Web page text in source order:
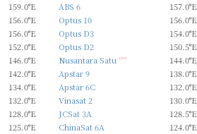
159.0°E
ABS 6 157.0°E
156.0°E
Optus 10 156.0°E
156.0°E
Optus D3 154.0°E
152.0°E
Optus D2 150.5°E
146.0°E
Nusantara Satu new 144.0°E
142.0°E
Apstar 9 138.0°E
134.0°E
Apstar 6C 132.0°E
132.0°E
Vinasat 2 130.0°E
128.0°E
JCSat 3A 128.5°E
125.0°E
ChinaSat 6A 124.0°E